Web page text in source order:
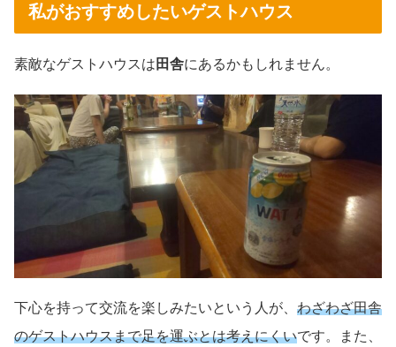
私がおすすめしたいゲストハウス
素敵なゲストハウスは 田舎にあるかもしれません。
下心を持って交流を楽しみたいという人が、 わざわざ田舎
のゲストハウスまで足を運ぶとは考えにくいです。また、